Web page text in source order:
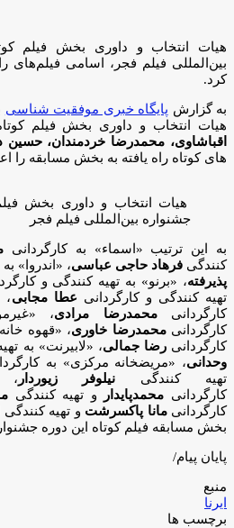
هیات انتخاب و داوری بخش فیلم
بین‌المللی فیلم فجر، اسامی فیلم‌های
کرد.
به گزارش پایگاه خبری موفقیت شناسی
هیات انتخاب و داوری بخش فیلم
اقباشاوی، محمدرضا خردمندان، حسین
های کوتاه راه یافته به بخش مسابقه را
هیات انتخاب و داوری بخش
جشنواره بین‌المللی فیلم فجر
به این ترتیب «اسماء» به کارگردانی
کنندگیفرهاد حاجی عباسی، «اندروا»
پذیرفته، «برنو» به تهیه کنندگی و
تهیه کنندگی و کارگردانی عطا مجابی،
کارگردانی محمدرضا مرادی،
کارگردانیمحمدرضا خاوری، «قهوه
کارگردانیرضا جمالی، «لابیرنت» به
وحدانی، «مریضخانه مرکزی» به
تهیه کنندگی نیلوفر زیوردار ،
کارگردانی محمدپایدار و تهیه کنندگی
کارگردانیمانا پاکسرشت و تهیه کنندگی
بخش مسابقه فیلم کوتاه این دوره
پایان پیام/
منبع
ایرنا
برچسب ها